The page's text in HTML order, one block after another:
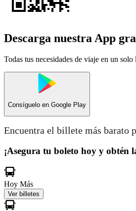
Descarga nuestra App
Todas tus necesidades de viaje en un solo
Consíguelo en Google Play
Encuentra el billete más barato
¡Asegura tu boleto hoy y obtén
Hoy Más
Ver billetes